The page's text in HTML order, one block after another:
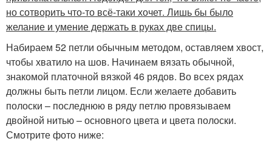
но сотворить что-то всё-таки хочет. Лишь бы было
желание и умение держать в руках две спицы.
Набираем 52 петли обычным методом, оставляем хвост,
чтобы хватило на шов. Начинаем вязать обычной,
знакомой платочной вязкой 46 рядов. Во всех рядах
должны быть петли лицом. Если желаете добавить
полоски – последнюю в ряду петлю провязываем
двойной нитью – основного цвета и цвета полоски.
Смотрите фото ниже: